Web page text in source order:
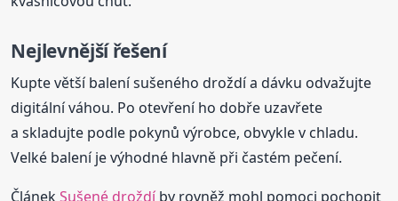
Nejlevnější řešení
Kupte větší balení sušeného droždí a dávku odvažujte
digitální váhou. Po otevření ho dobře uzavřete
a skladujte podle pokynů výrobce, obvykle v chladu.
Velké balení je výhodné hlavně při častém pečení.
ČlánekSušené droždíby rovněž mohl pomoci pochopit